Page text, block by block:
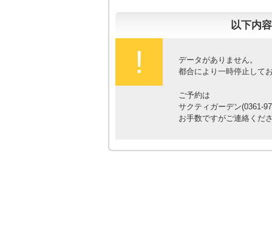
以下内
!
データがありません。
都合により一時停止して
ご予約は
サクティガーデン(0361-
お手数ですがご連絡くだ